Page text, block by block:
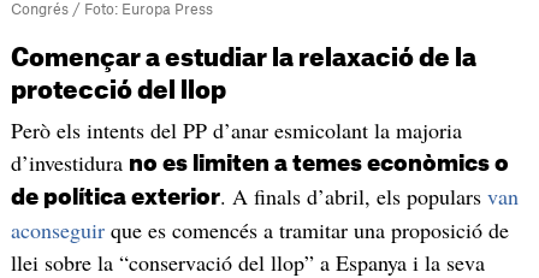
Congrés / Foto: Europa Press
Començar a estudiar la relaxació de la
protecció del llop
Però els intents del PP d’anar esmicolant la majoria
d’investidura no es limiten a temes econòmics o
de política exterior. A finals d’abril, els populars van
aconseguirque es comencés a tramitar una proposició de
llei sobre la “conservació del llop” a Espanya i la seva